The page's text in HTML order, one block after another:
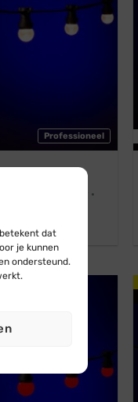
dat
je kunnen
ondersteund.
Professioneel
· Koppelbaar ·